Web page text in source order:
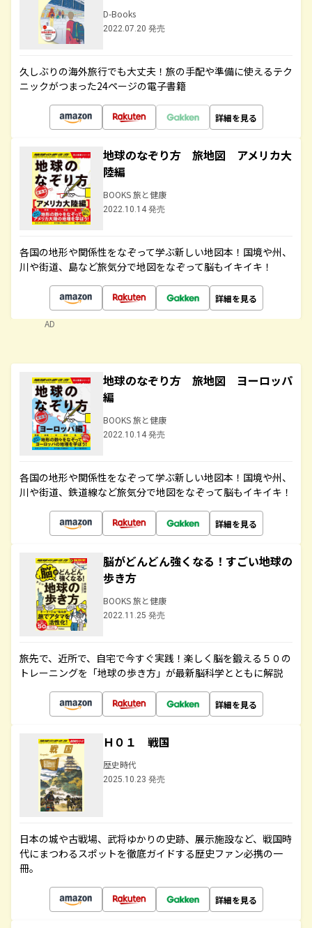
D-Books
2022.07.20 発売
久しぶりの海外旅行でも大丈夫！旅の手配や準備に使えるテク
ニックがつまった24ページの電子書籍
詳細を見る
地球のなぞり方 旅地図 アメリカ大
陸編
BOOKS 旅と健康
2022.10.14 発売
各国の地形や関係性をなぞって学ぶ新しい地図本！国境や州、
川や街道、島など旅気分で地図をなぞって脳もイキイキ！
詳細を見る
AD
地球のなぞり方 旅地図 ヨーロッパ
編
BOOKS 旅と健康
2022.10.14 発売
各国の地形や関係性をなぞって学ぶ新しい地図本！国境や州、
川や街道、鉄道線など旅気分で地図をなぞって脳もイキイキ！
詳細を見る
脳がどんどん強くなる！すごい地球の
歩き方
BOOKS 旅と健康
2022.11.25 発売
旅先で、近所で、自宅で今すぐ実践！楽しく脳を鍛える５０の
トレーニングを「地球の歩き方」が最新脳科学とともに解説
詳細を見る
Ｈ０１ 戦国
歴史時代
2025.10.23 発売
日本の城や古戦場、武将ゆかりの史跡、展示施設など、戦国時
代にまつわるスポットを徹底ガイドする歴史ファン必携の一
冊。
詳細を見る